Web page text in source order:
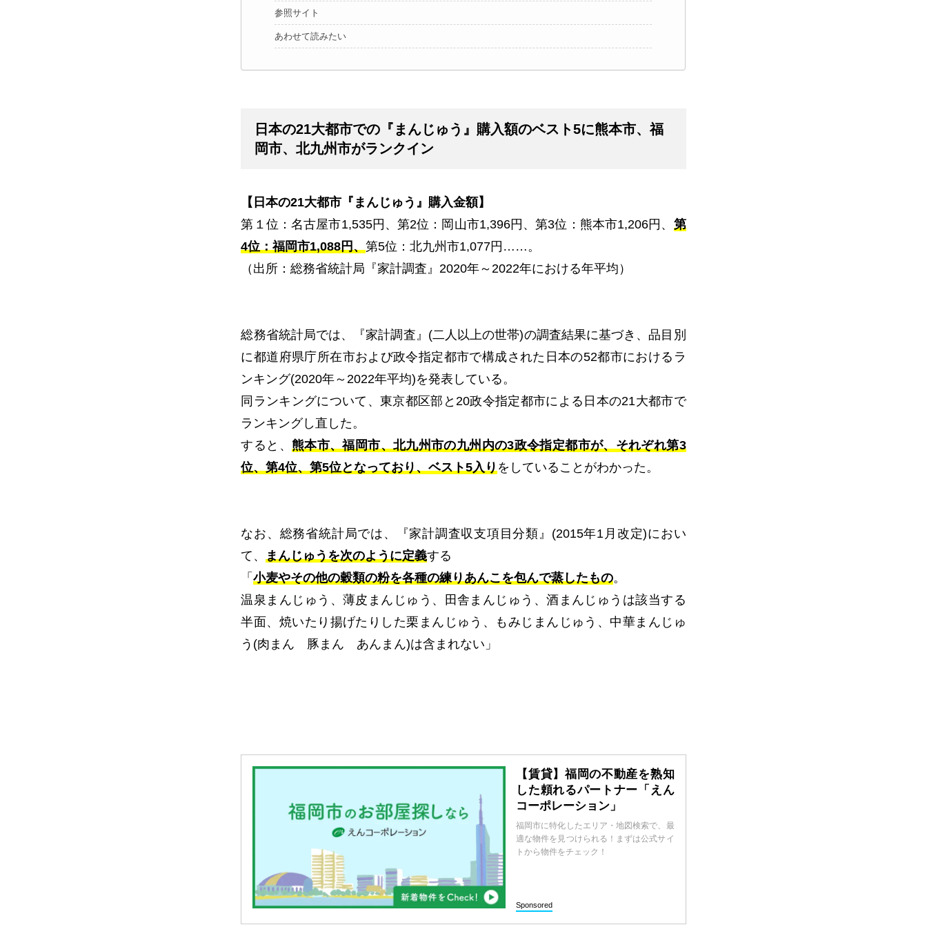
参照サイト
あわせて読みたい
日本の21大都市での『まんじゅう』購入額のベスト5に熊本市、福
岡市、北九州市がランクイン
【日本の21大都市『まんじゅう』購入金額】
第１位：名古屋市1,535円、第2位：岡山市1,396円、第3位：熊本市1,206円、 第
4位：福岡市1,088円、第5位：北九州市1,077円……。
（出所：総務省統計局『家計調査』 2020年～ 2022年における年平均）
総務省統計局では、『家計調査』 (二人以上の世帯)の調査結果に基づき、品目別
に都道府県庁所在市および政令指定都市で構成された日本の52都市におけるラ
ンキング(2020年～ 2022年平均)を発表している。
同ランキングについて、東京都区部と 20政令指定都市による日本の21大都市で
ランキングし直した。
すると、 熊本市、福岡市、北九州市の九州内の3政令指定都市が、それぞれ第3
位、第4位、第5位となっており、ベスト5入り をしていることがわかった。
なお、総務省統計局では、『家計調査収支項目分類』 (2015年1 月改定)におい
て、
まんじゅうを次のように定義する
「小麦やその他の穀類の粉を各種の練りあんこを包んで蒸したもの。
温泉まんじゅう、薄皮まんじゅう、田舎まんじゅう、酒まんじゅうは該当する
半面、焼いたり揚げたりした栗まんじゅう、もみじまんじゅう、中華まんじゅ
う (肉まん 豚まん あんまん)は含まれない」
【賃貸】福岡の不動産を熟知
した頼れるパートナー「えん
コーポレーション」
福岡市に特化したエリア・地図検索で、最
適な物件を見つけられる！まずは公式サイ
トから物件をチェック！
Sponsored